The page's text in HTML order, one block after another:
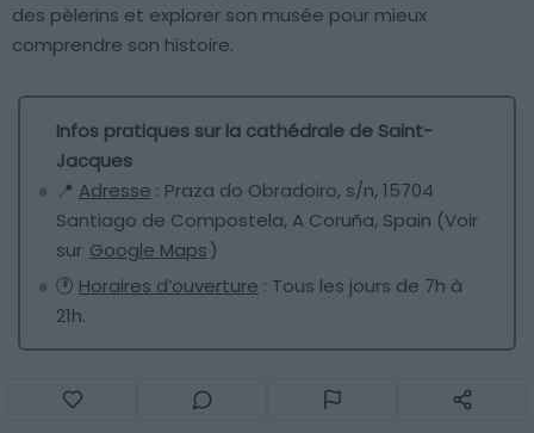
des pèlerins et explorer son musée pour mieux
comprendre son histoire.
Infos pratiques sur la cathédrale de Saint-
Jacques
📍 Adresse : Praza do Obradoiro, s/n, 15704
Santiago de Compostela, A Coruña, Spain (Voir
sur Google Maps)
🕐 Horaires d’ouverture : Tous les jours de 7h à
21h.
La plaza del Obradoiro